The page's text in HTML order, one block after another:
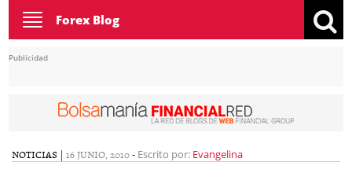
Toggle
navigation
Forex Blog
Publicidad
NOTICIAS | 16 JUNIO, 2010- Escrito por: Evangelina